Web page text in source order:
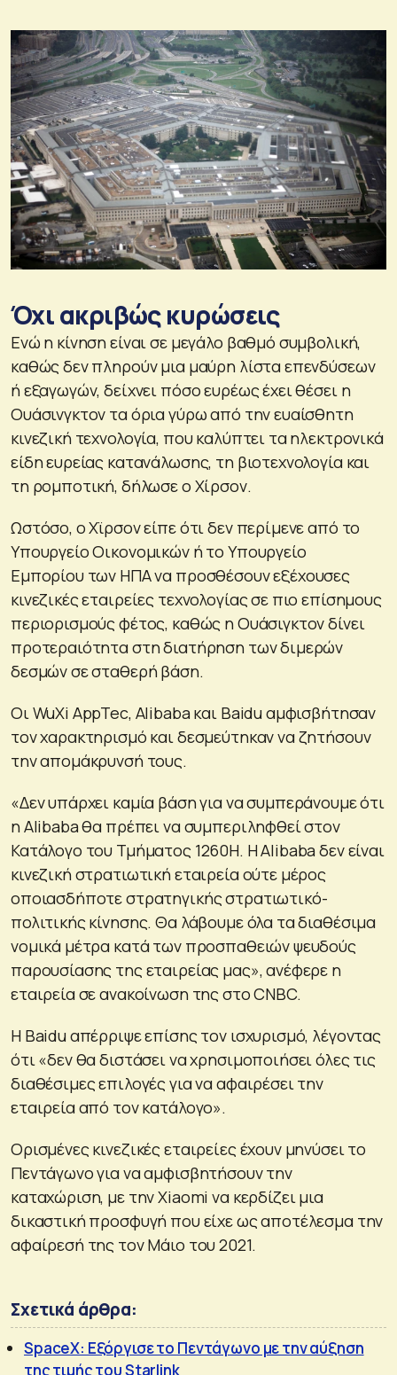
Όχι ακριβώς κυρώσεις
Ενώ η κίνηση είναι σε μεγάλο βαθμό συμβολική,
καθώς δεν πληρούν μια μαύρη λίστα επενδύσεων
ή εξαγωγών, δείχνει πόσο ευρέως έχει θέσει η
Ουάσινγκτον τα όρια γύρω από την ευαίσθητη
κινεζική τεχνολογία, που καλύπτει τα ηλεκτρονικά
είδη ευρείας κατανάλωσης, τη βιοτεχνολογία και
τη ρομποτική, δήλωσε ο Χίρσον.
Ωστόσο, ο Χϊρσον είπε ότι δεν περίμενε από το
Υπουργείο Οικονομικών ή το Υπουργείο
Εμπορίου των ΗΠΑ να προσθέσουν εξέχουσες
κινεζικές εταιρείες τεχνολογίας σε πιο επίσημους
περιορισμούς φέτος, καθώς η Ουάσιγκτον δίνει
προτεραιότητα στη διατήρηση των διμερών
δεσμών σε σταθερή βάση.
Οι WuXi AppTec, Alibaba και Baidu αμφισβήτησαν
τον χαρακτηρισμό και δεσμεύτηκαν να ζητήσουν
την απομάκρυνσή τους.
«Δεν υπάρχει καμία βάση για να συμπεράνουμε ότι
η Alibaba θα πρέπει να συμπεριληφθεί στον
Κατάλογο του Τμήματος 1260H. Η Alibaba δεν είναι
κινεζική στρατιωτική εταιρεία ούτε μέρος
οποιασδήποτε στρατηγικής στρατιωτικό-
πολιτικής κίνησης. Θα λάβουμε όλα τα διαθέσιμα
νομικά μέτρα κατά των προσπαθειών ψευδούς
παρουσίασης της εταιρείας μας», ανέφερε η
εταιρεία σε ανακοίνωση της στο CNBC.
Η Baidu απέρριψε επίσης τον ισχυρισμό, λέγοντας
ότι «δεν θα διστάσει να χρησιμοποιήσει όλες τις
διαθέσιμες επιλογές για να αφαιρέσει την
εταιρεία από τον κατάλογο».
Ορισμένες κινεζικές εταιρείες έχουν μηνύσει το
Πεντάγωνο για να αμφισβητήσουν την
καταχώριση, με την Xiaomi να κερδίζει μια
δικαστική προσφυγή που είχε ως αποτέλεσμα την
αφαίρεσή της τον Μάιο του 2021.
Σχετικά άρθρα:
SpaceX: Εξόργισε το Πεντάγωνο με την αύξηση
της τιμής του Starlink